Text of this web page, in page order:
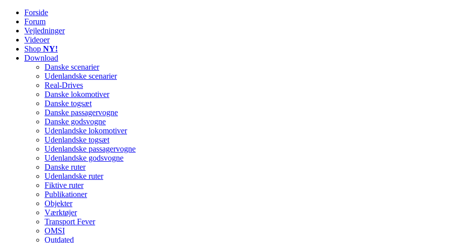
Railworks Danmark
Det danske site om Train Simulator Classic
Forside
Forum
Vejledninger
Videoer
Shop NY!
Download
Danske scenarier
Udenlandske scenarier
Real-Drives
Danske lokomotiver
Danske togsæt
Danske passagervogne
Danske godsvogne
Udenlandske lokomotiver
Udenlandske togsæt
Udenlandske passagervogne
Udenlandske godsvogne
Danske ruter
Udenlandske ruter
Fiktive ruter
Publikationer
Objekter
Værktøjer
Transport Fever
OMSI
Outdated